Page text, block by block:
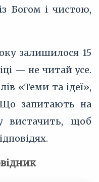
Богом і чистою,
залишилося 15
— не читай усе.
«Теми та ідеї»,
запитають на
вистачить, щоб